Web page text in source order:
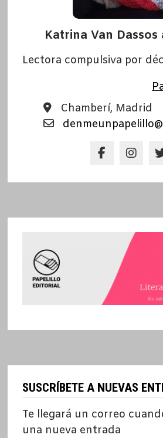
Katrina Van Dassos
Lectora compulsiva por
Chamberí, Madrid
SUSCRÍBETE A NUEVAS
Te llegará un correo
una nueva entrada